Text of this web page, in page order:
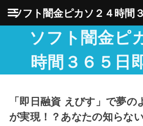
ソフト闇金ピ
時間３６５日
「即日融資 えびす」で夢の
が実現！？あなたの知らな
ソフト闇金ピカソ２４時間